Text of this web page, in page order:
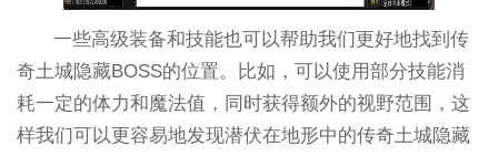
一些高级装备和技能也可以帮助我们更好地找到传
奇土城隐藏BOSS的位置。比如，可以使用部分技能消
耗一定的体力和魔法值，同时获得额外的视野范围，这
样我们可以更容易地发现潜伏在地形中的传奇土城隐藏